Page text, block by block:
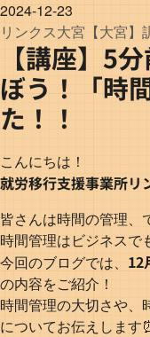
2024-12-23
リンクス大宮 【大宮】
【講座】5
ぼう！「時
た！！
こんにちは！
就労移行支援事業所リ
皆さんは時間の管理、
時間管理はビジネスで
今回のブログでは、 12
の内容をご紹介！
時間管理の大切さや、
についてお伝えします